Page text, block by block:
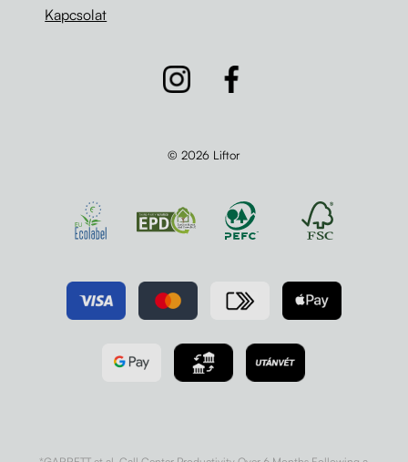
Kapcsolat
© 2026 Liftor